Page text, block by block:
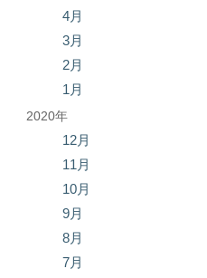
4月
3月
2月
1月
2020年
12月
11月
10月
9月
8月
7月